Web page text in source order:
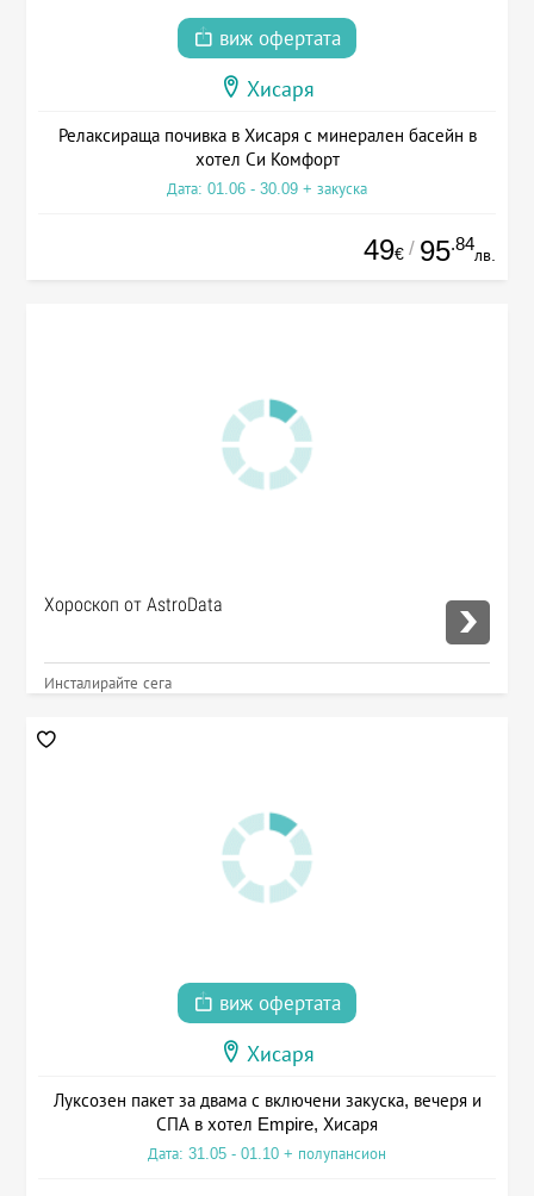
виж офертата
Хисаря
Релаксираща почивка в Хисаря с минерален басейн в
хотел Си Комфорт
Дата: 01.06 - 30.09 + закуска
49€ / 95.84
лв.
Хороскоп от AstroData
Инсталирайте сега
виж офертата
Хисаря
Луксозен пакет за двама с включени закуска, вечеря и
СПА в хотел Empire, Хисаря
Дата: 31.05 - 01.10 + полупансион